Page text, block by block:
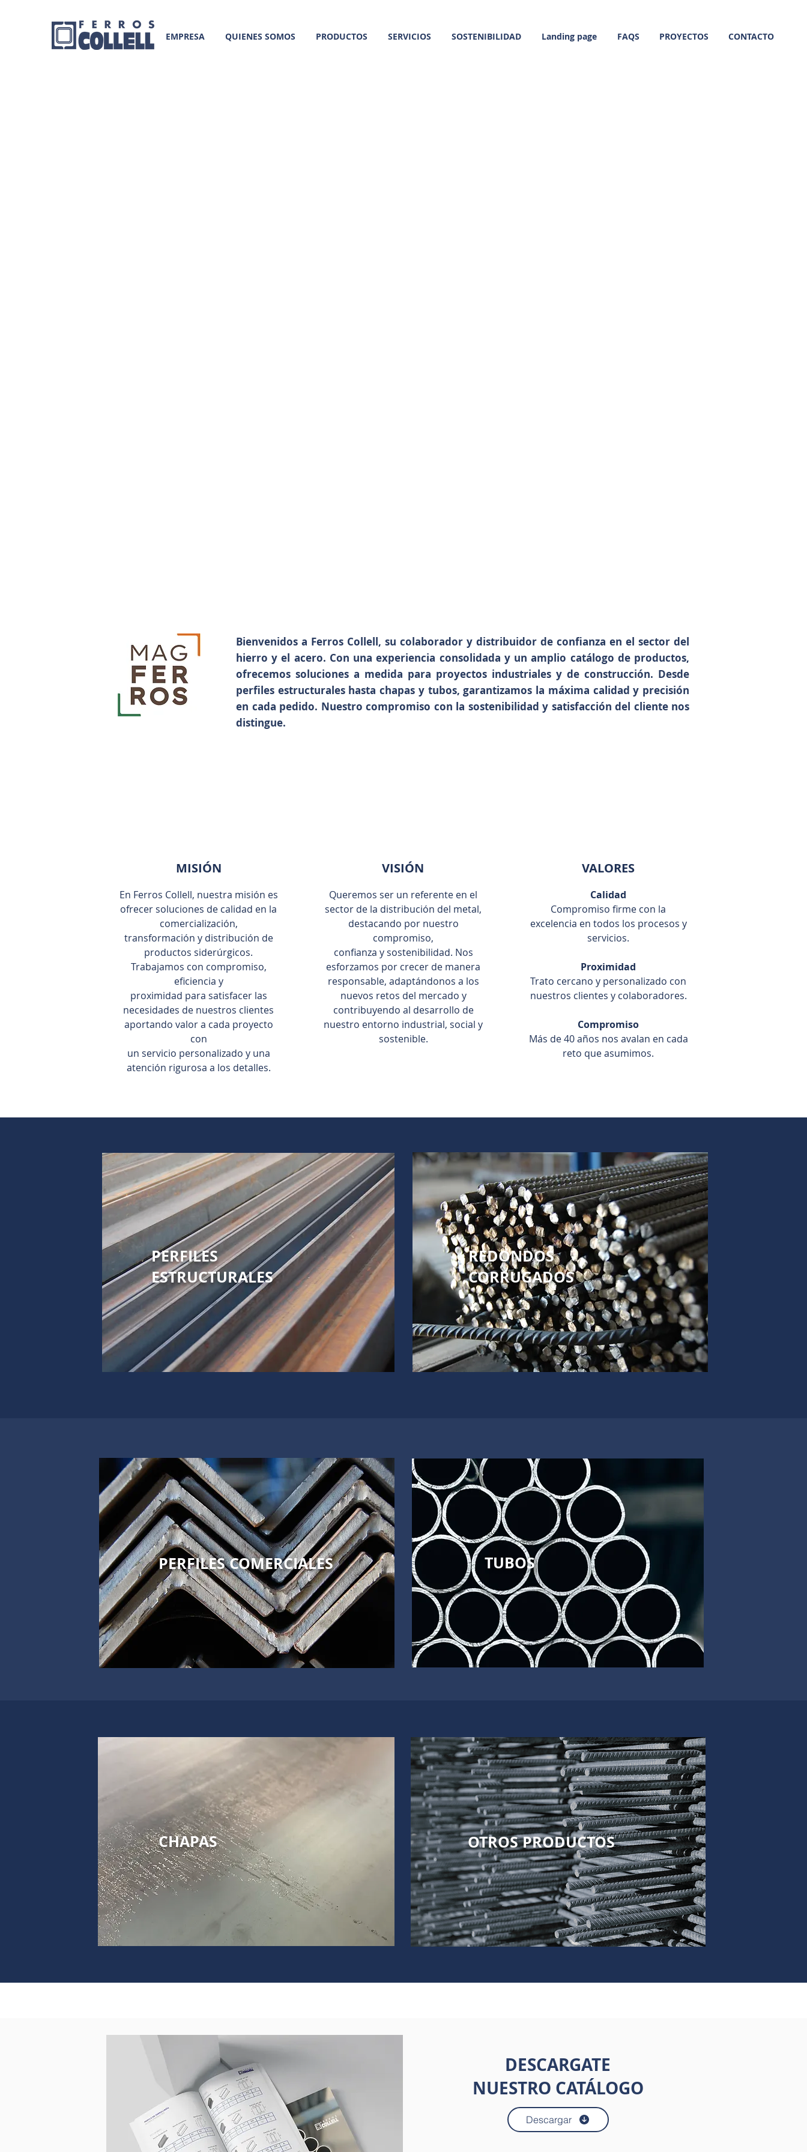
EMPRESA QUIENES SOMOS PRODUCTOS SERVICIOS SOSTENIBILIDAD Landing page FAQS PROYECTOS CONTACTO
Bienvenidos a Ferros Collell, su colaborador y distribuidor de confianza en el sector del
hierro y el acero. Con una experiencia consolidada y un amplio catálogo de productos,
ofrecemos soluciones a medida para proyectos industriales y de construcción. Desde
perfiles estructurales hasta chapas y tubos, garantizamos la máxima calidad y precisión
en cada pedido. Nuestro compromiso con la sostenibilidad y satisfacción del cliente nos
distingue.
MISIÓN
En Ferros Collell, nuestra misión es
ofrecer soluciones de calidad en la
comercialización,
transformación y distribución de
productos siderúrgicos.
Trabajamos con compromiso,
eficiencia y
proximidad para satisfacer las
necesidades de nuestros clientes
aportando valor a cada proyecto
con
un servicio personalizado y una
atención rigurosa a los detalles.
VISIÓN
Queremos ser un referente en el
sector de la distribución del metal,
destacando por nuestro
compromiso,
confianza y sostenibilidad. Nos
esforzamos por crecer de manera
responsable, adaptándonos a los
nuevos retos del mercado y
contribuyendo al desarrollo de
nuestro entorno industrial, social y
sostenible.
VALORES
Calidad
Compromiso firme con la
excelencia en todos los procesos y
servicios.
Proximidad
Trato cercano y personalizado con
nuestros clientes y colaboradores.
Compromiso
Más de 40 años nos avalan en cada
reto que asumimos.
PERFILES
ESTRUCTURALES
REDONDOS
CORRUGADOS
PERFILES COMERCIALES TUBOS
CHAPAS OTROS PRODUCTOS
DESCARGATE
NUESTRO CATÁLOGO
Descargar